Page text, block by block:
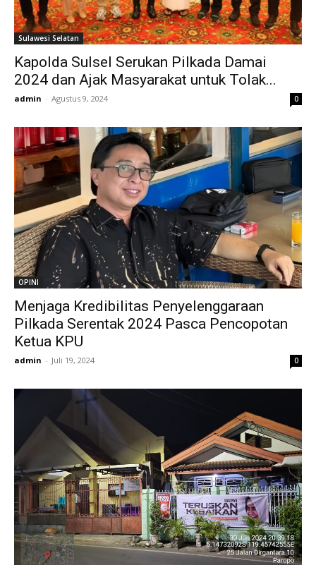
Sulawesi Selatan
Kapolda Sulsel Serukan Pilkada Damai
2024 dan Ajak Masyarakat untuk Tolak...
admin - Agustus 9, 2024 0
OPINI
Menjaga Kredibilitas Penyelenggaraan
Pilkada Serentak 2024 Pasca Pencopotan
Ketua KPU
admin - Juli 19, 2024 0